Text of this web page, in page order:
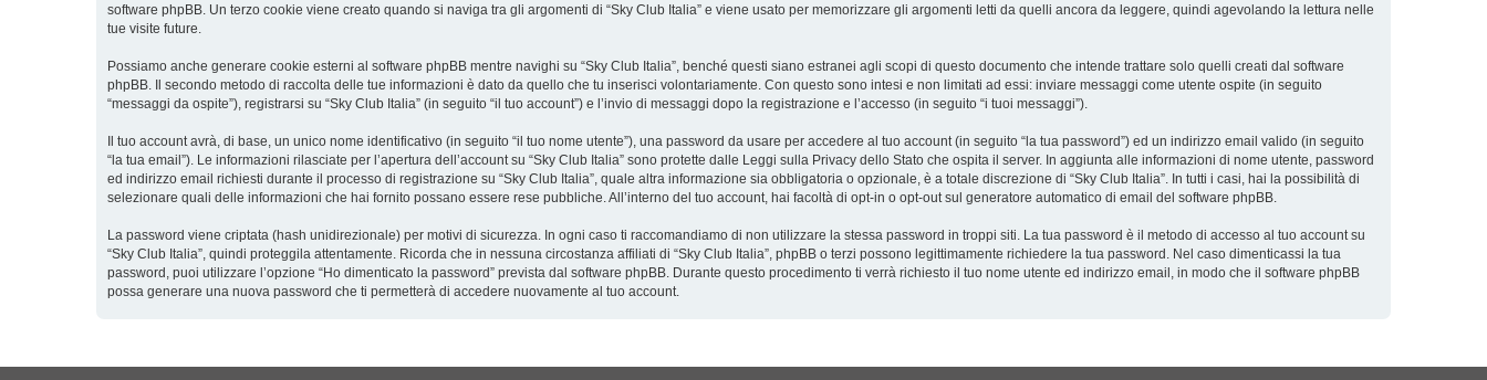
software phpBB. Un terzo cookie viene creato quando si naviga tra gli argomenti di “Sky Club Italia” e viene usato per memorizzare gli argomenti letti da quelli ancora da leggere, quindi agevolando la lettura nelle
tue visite future.
Possiamo anche generare cookie esterni al software phpBB mentre navighi su “Sky Club Italia”, benché questi siano estranei agli scopi di questo documento che intende trattare solo quelli creati dal software
phpBB. Il secondo metodo di raccolta delle tue informazioni è dato da quello che tu inserisci volontariamente. Con questo sono intesi e non limitati ad essi: inviare messaggi come utente ospite (in seguito
“messaggi da ospite”), registrarsi su “Sky Club Italia” (in seguito “il tuo account”) e l’invio di messaggi dopo la registrazione e l’accesso (in seguito “i tuoi messaggi”).
Il tuo account avrà, di base, un unico nome identificativo (in seguito “il tuo nome utente”), una password da usare per accedere al tuo account (in seguito “la tua password”) ed un indirizzo email valido (in seguito
“la tua email”). Le informazioni rilasciate per l’apertura dell’account su “Sky Club Italia” sono protette dalle Leggi sulla Privacy dello Stato che ospita il server. In aggiunta alle informazioni di nome utente, password
ed indirizzo email richiesti durante il processo di registrazione su “Sky Club Italia”, quale altra informazione sia obbligatoria o opzionale, è a totale discrezione di “Sky Club Italia”. In tutti i casi, hai la possibilità di
selezionare quali delle informazioni che hai fornito possano essere rese pubbliche. All’interno del tuo account, hai facoltà di opt-in o opt-out sul generatore automatico di email del software phpBB.
La password viene criptata (hash unidirezionale) per motivi di sicurezza. In ogni caso ti raccomandiamo di non utilizzare la stessa password in troppi siti. La tua password è il metodo di accesso al tuo account su
“Sky Club Italia”, quindi proteggila attentamente. Ricorda che in nessuna circostanza affiliati di “Sky Club Italia”, phpBB o terzi possono legittimamente richiedere la tua password. Nel caso dimenticassi la tua
password, puoi utilizzare l’opzione “Ho dimenticato la password” prevista dal software phpBB. Durante questo procedimento ti verrà richiesto il tuo nome utente ed indirizzo email, in modo che il software phpBB
possa generare una nuova password che ti permetterà di accedere nuovamente al tuo account.